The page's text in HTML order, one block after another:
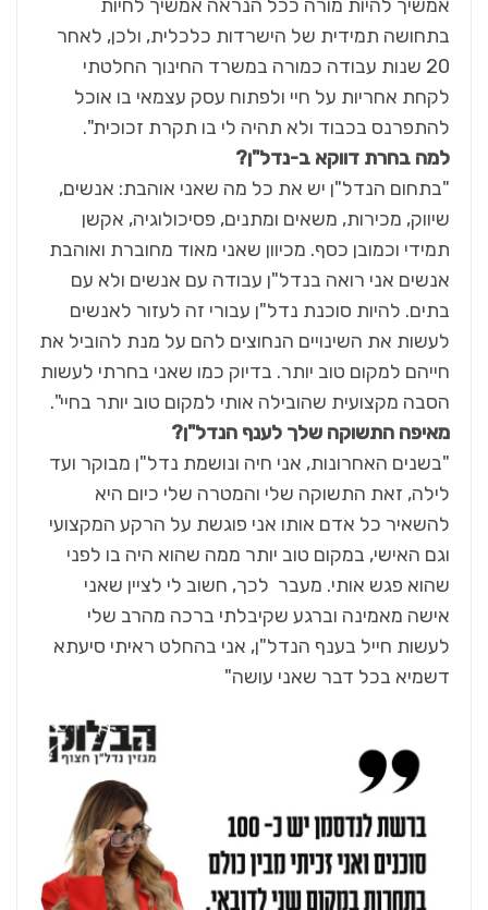
אמשיך להיות מורה ככל הנראה אמשיך לחיות
בתחושה תמידית של הישרדות כלכלית, ולכן, לאחר
20 שנות עבודה כמורה במשרד החינוך החלטתי
לקחת אחריות על חיי ולפתוח עסק עצמאי בו אוכל
להתפרנס בכבוד ולא תהיה לי בו תקרת זכוכית".
למה בחרת דווקא ב-נדל"ן?
"בתחום הנדל"ן יש את כל מה שאני אוהבת: אנשים,
שיווק, מכירות, משאים ומתנים, פסיכולוגיה, אקשן
תמידי וכמובן כסף. מכיוון שאני מאוד מחוברת ואוהבת
אנשים אני רואה בנדל"ן עבודה עם אנשים ולא עם
בתים. להיות סוכנת נדל"ן עבורי זה לעזור לאנשים
לעשות את השינויים הנחוצים להם על מנת להוביל את
חייהם למקום טוב יותר. בדיוק כמו שאני בחרתי לעשות
הסבה מקצועית שהובילה אותי למקום טוב יותר בחיי".
מאיפה התשוקה שלך לענף הנדל"ן?
"בשנים האחרונות, אני חיה ונושמת נדל"ן מבוקר ועד
לילה, זאת התשוקה שלי והמטרה שלי כיום היא
להשאיר כל אדם אותו אני פוגשת על הרקע המקצועי
וגם האישי, במקום טוב יותר ממה שהוא היה בו לפני
שהוא פגש אותי. מעבר לכך, חשוב לי לציין שאני
אישה מאמינה וברגע שקיבלתי ברכה מהרב שלי
לעשות חייל בענף הנדל"ן, אני בהחלט ראיתי סיעתא
דשמיא בכל דבר שאני עושה"